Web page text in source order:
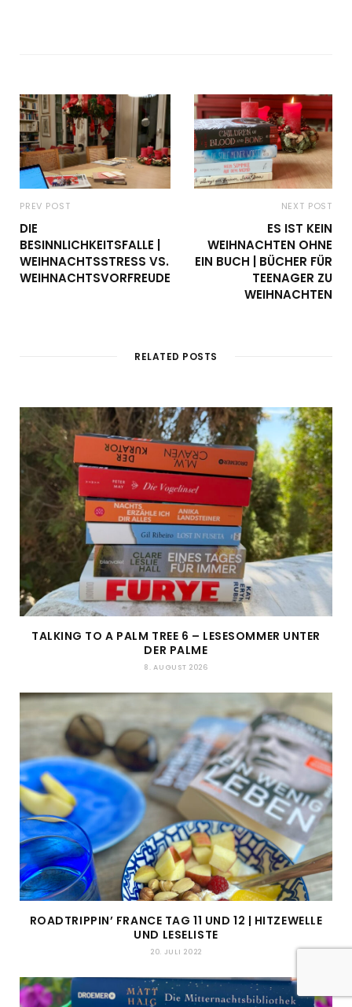
PREV POST
DIE
BESINNLICHKEITSFALLE |
WEIHNACHTSSTRESS VS.
WEIHNACHTSVORFREUDE
NEXT POST
ES IST KEIN
WEIHNACHTEN OHNE
EIN BUCH | BÜCHER FÜR
TEENAGER ZU
WEIHNACHTEN
RELATED POSTS
TALKING TO A PALM TREE 6 – LESESOMMER UNTER
DER PALME
8. AUGUST 2026
ROADTRIPPIN’ FRANCE TAG 11 UND 12 | HITZEWELLE
UND LESELISTE
20. JULI 2022